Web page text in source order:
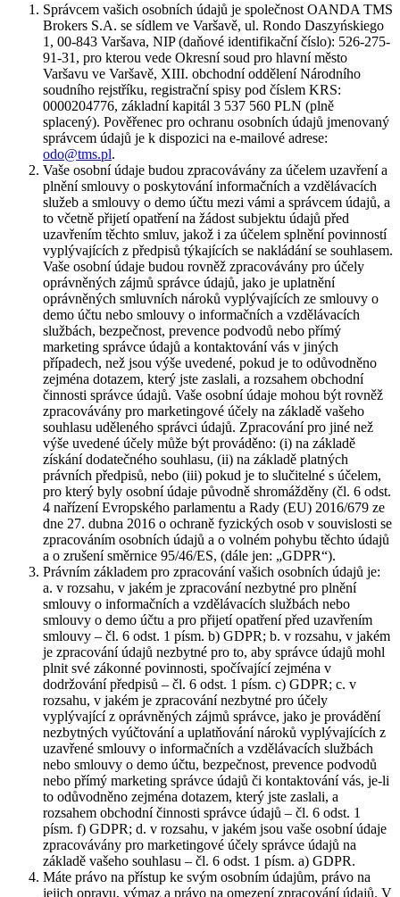
Správcem vašich osobních údajů je společnost OANDA TMS
Brokers S.A. se sídlem ve Varšavě, ul. Rondo Daszyńskiego
1, 00-843 Varšava, NIP (daňové identifikační číslo): 526-275-
91-31, pro kterou vede Okresní soud pro hlavní město
Varšavu ve Varšavě, XIII. obchodní oddělení Národního
soudního rejstříku, registrační spisy pod číslem KRS:
0000204776, základní kapitál 3 537 560 PLN (plně
splacený). Pověřenec pro ochranu osobních údajů jmenovaný
správcem údajů je k dispozici na e-mailové adrese:
odo@tms.pl.
Vaše osobní údaje budou zpracovávány za účelem uzavření a
plnění smlouvy o poskytování informačních a vzdělávacích
služeb a smlouvy o demo účtu mezi vámi a správcem údajů, a
to včetně přijetí opatření na žádost subjektu údajů před
uzavřením těchto smluv, jakož i za účelem splnění povinností
vyplývajících z předpisů týkajících se nakládání se souhlasem.
Vaše osobní údaje budou rovněž zpracovávány pro účely
oprávněných zájmů správce údajů, jako je uplatnění
oprávněných smluvních nároků vyplývajících ze smlouvy o
demo účtu nebo smlouvy o informačních a vzdělávacích
službách, bezpečnost, prevence podvodů nebo přímý
marketing správce údajů a kontaktování vás v jiných
případech, než jsou výše uvedené, pokud je to odůvodněno
zejména dotazem, který jste zaslali, a rozsahem obchodní
činnosti správce údajů. Vaše osobní údaje mohou být rovněž
zpracovávány pro marketingové účely na základě vašeho
souhlasu uděleného správci údajů. Zpracování pro jiné než
výše uvedené účely může být prováděno: (i) na základě
získání dodatečného souhlasu, (ii) na základě platných
právních předpisů, nebo (iii) pokud je to slučitelné s účelem,
pro který byly osobní údaje původně shromážděny (čl. 6 odst.
4 nařízení Evropského parlamentu a Rady (EU) 2016/679 ze
dne 27. dubna 2016 o ochraně fyzických osob v souvislosti se
zpracováním osobních údajů a o volném pohybu těchto údajů
a o zrušení směrnice 95/46/ES, (dále jen: „GDPR“).
Právním základem pro zpracování vašich osobních údajů je:
a. v rozsahu, v jakém je zpracování nezbytné pro plnění
smlouvy o informačních a vzdělávacích službách nebo
smlouvy o demo účtu a pro přijetí opatření před uzavřením
smlouvy – čl. 6 odst. 1 písm. b) GDPR; b. v rozsahu, v jakém
je zpracování údajů nezbytné pro to, aby správce údajů mohl
plnit své zákonné povinnosti, spočívající zejména v
dodržování předpisů – čl. 6 odst. 1 písm. c) GDPR; c. v
rozsahu, v jakém je zpracování nezbytné pro účely
vyplývající z oprávněných zájmů správce, jako je provádění
nezbytných vyúčtování a uplatňování nároků vyplývajících z
uzavřené smlouvy o informačních a vzdělávacích službách
nebo smlouvy o demo účtu, bezpečnost, prevence podvodů
nebo přímý marketing správce údajů či kontaktování vás, je-li
to odůvodněno zejména dotazem, který jste zaslali, a
rozsahem obchodní činnosti správce údajů – čl. 6 odst. 1
písm. f) GDPR; d. v rozsahu, v jakém jsou vaše osobní údaje
zpracovávány pro marketingové účely správce údajů na
základě vašeho souhlasu – čl. 6 odst. 1 písm. a) GDPR.
Máte právo na přístup ke svým osobním údajům, právo na
jejich opravu, výmaz a právo na omezení zpracování údajů. V